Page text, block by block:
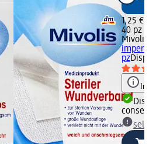
1,25 €
40 pz
Mivolis
pz